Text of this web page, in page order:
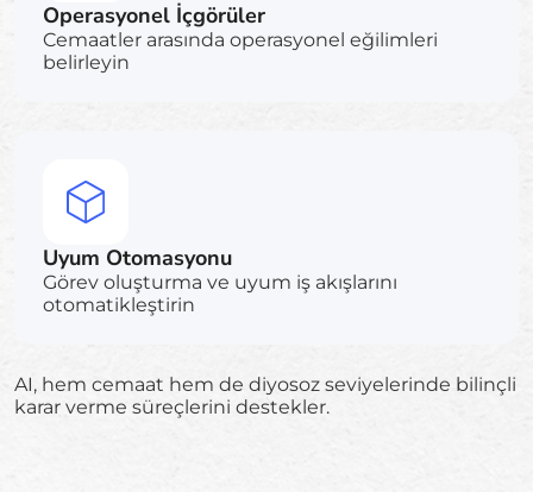
Operasyonel İçgörüler
Cemaatler arasında operasyonel eğilimleri
belirleyin
Uyum Otomasyonu
Görev oluşturma ve uyum iş akışlarını
otomatikleştirin
AI, hem cemaat hem de diyosoz seviyelerinde bilinçli
karar verme süreçlerini destekler.